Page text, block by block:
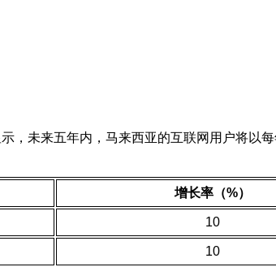
未来五年内，马来西亚的互联网用户将以每
增长率（%）
10
10